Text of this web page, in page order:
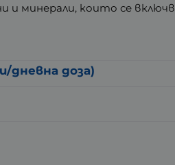
и минерали, които се
дневна доза)